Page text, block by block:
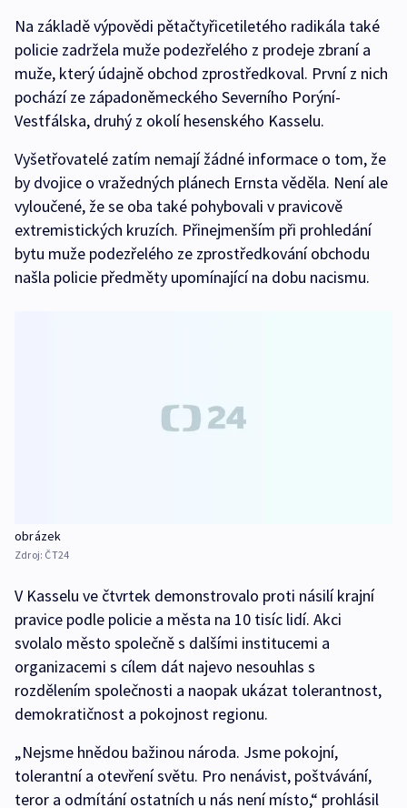
Na základě výpovědi pětačtyřicetiletého radikála také
policie zadržela muže podezřelého z prodeje zbraní a
muže, který údajně obchod zprostředkoval. První z nich
pochází ze západoněmeckého Severního Porýní-
Vestfálska, druhý z okolí hesenského Kasselu.
Vyšetřovatelé zatím nemají žádné informace o tom, že
by dvojice o vražedných plánech Ernsta věděla. Není ale
vyloučené, že se oba také pohybovali v pravicově
extremistických kruzích. Přinejmenším při prohledání
bytu muže podezřelého ze zprostředkování obchodu
našla policie předměty upomínající na dobu nacismu.
obrázek
Zdroj: ČT24
V Kasselu ve čtvrtek demonstrovalo proti násilí krajní
pravice podle policie a města na 10 tisíc lidí. Akci
svolalo město společně s dalšími institucemi a
organizacemi s cílem dát najevo nesouhlas s
rozdělením společnosti a naopak ukázat tolerantnost,
demokratičnost a pokojnost regionu.
„Nejsme hnědou bažinou národa. Jsme pokojní,
tolerantní a otevření světu. Pro nenávist, poštvávání,
teror a odmítání ostatních u nás není místo,“ prohlásil